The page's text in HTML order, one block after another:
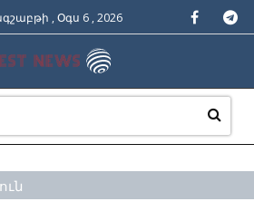
, Օգս 6 , 2026